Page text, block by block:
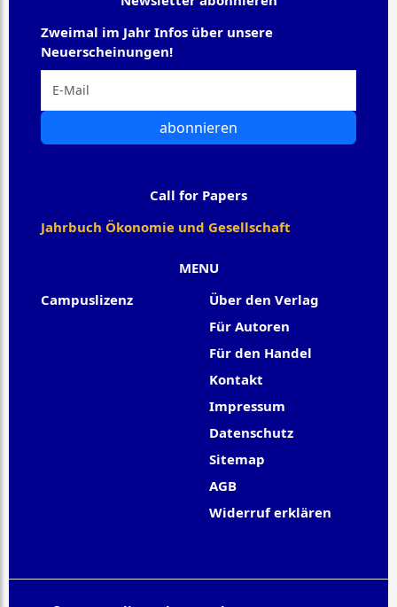
MENU
Campuslizenz
Über den Verlag
Für Autoren
Für den Handel
Kontakt
Impressum
Datenschutz
Sitemap
AGB
Widerruf erklären
Zweimal im Jahr Infos über unsere
Neuerscheinungen!
abonnieren
Call for Papers
Jahrbuch Ökonomie und Gesellschaft